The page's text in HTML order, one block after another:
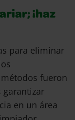
¡haz
para eliminar
fueron
en un área